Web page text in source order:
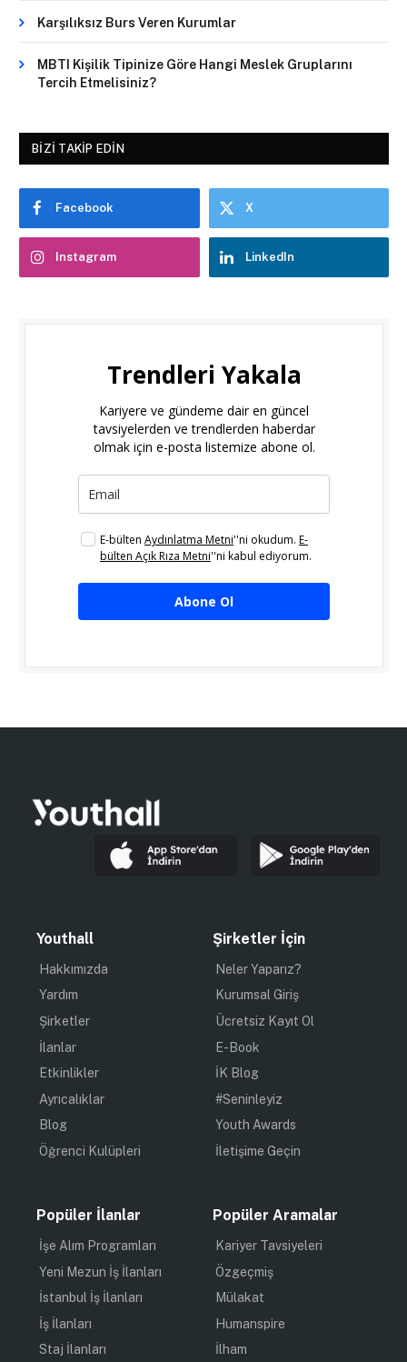
Karşılıksız Burs Veren Kurumlar
MBTI Kişilik Tipinize Göre Hangi Meslek Gruplarını
Tercih Etmelisiniz?
BIZI TAKIP EDIN
Facebook X
Instagram LinkedIn
Trendleri Yakala
Kariyere ve gündeme dair en güncel
tavsiyelerden ve trendlerden haberdar
olmak için e-posta listemize abone ol.
E-bülten Aydınlatma Metni''ni okudum. E-
bülten Açık Rıza Metni''ni kabul ediyorum.
Abone Ol
Youthall
Hakkımızda
Yardım
Şirketler
İlanlar
Etkinlikler
Ayrıcalıklar
Blog
Öğrenci Kulüpleri
Şirketler İçin
Neler Yaparız?
Kurumsal Giriş
Ücretsiz Kayıt Ol
E-Book
İK Blog
#Seninleyiz
Youth Awards
İletişime Geçin
Popüler İlanlar
İşe Alım Programları
Yeni Mezun İş İlanları
İstanbul İş İlanları
İş İlanları
Staj İlanları
Popüler Aramalar
Kariyer Tavsiyeleri
Özgeçmiş
Mülakat
Humanspire
İlham